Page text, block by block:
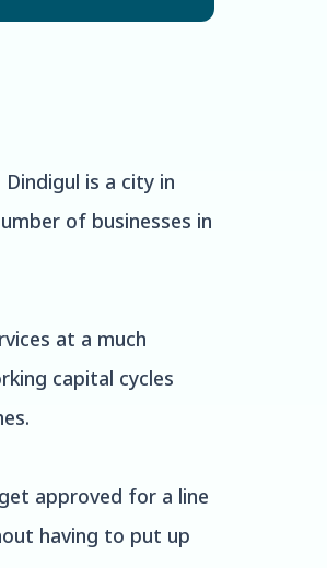
is a city in
of businesses in
at a much
capital cycles
approved for a line
having to put up